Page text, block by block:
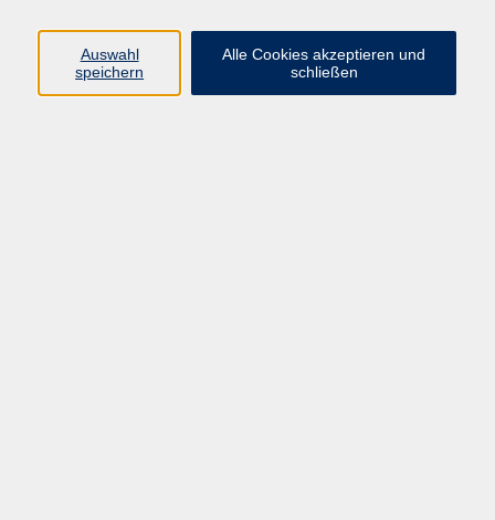
info@vhs-rtk.de
Tel: 06128-92770
Auswahl
speichern
Alle Cookies akzeptieren und
schließen